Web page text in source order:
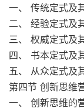
一、 传统定式及
二、 经验定式及
三、 权威定式及
四、 书本定式及
五、 从众定式及
第四节 创新思维
一、 创新思维